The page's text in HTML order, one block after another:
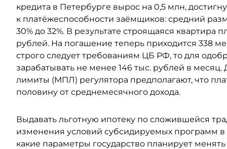
кредита в Петербурге вырос на 0,5 млн,
к платёжеспособности заёмщиков: средний
30% до 32%. В результате строящаяся квартира
рублей. На погашение теперь приходится 338
строго следует требованиям ЦБ РФ, то для
зарабатывать не менее 146 тыс. рублей в
лимиты (МПЛ) регулятора предполагают, что
половину от среднемесячного дохода.
Выдавать льготную ипотеку по сложившейся
изменения условий субсидируемых программ
какие параметры государство планирует